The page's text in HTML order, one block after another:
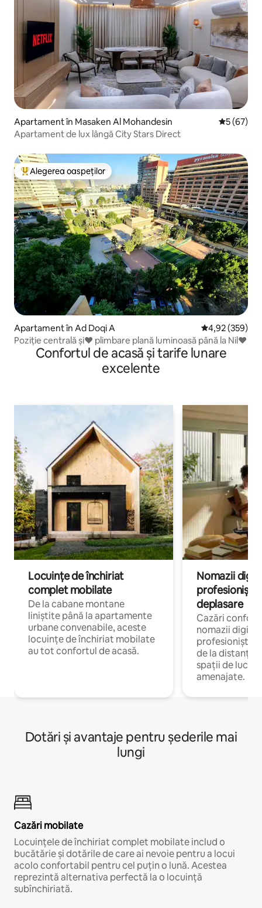
Apartament în Masaken Al Mohandesin Scor
5 (67)
Apartament de lux lângă City Stars Direct
Locuință din topul categoriei Alegerea oaspeților
Alegerea oaspeților
Apartament în Ad Doqi A Scor mediu de
4,92 (359)
Poziție centrală și❤ plimbare plană luminoasă până la Nil❤
Confortul de acasă și tarife lunare
excelente
Locuințe de închiriat
complet mobilate
De la cabane montane
liniștite până la apartamente
urbane convenabile, aceste
locuințe de închiriat mobilate
au tot confortul de acasă.
Nomazii
profesioniștii
deplasare
Cazări
nomazii
profesioniștii
de la distanță,
spații de lucru
amenajate.
Dotări și avantaje pentru șederile mai
lungi
Cazări mobilate
Locuințele de închiriat complet mobilate includ o
bucătărie și dotările de care ai nevoie pentru a locui
acolo confortabil pentru cel puțin o lună. Acestea
reprezintă alternativa perfectă la o locuință
subînchiriată.